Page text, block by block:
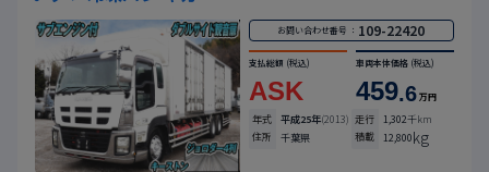
お問い合わせ番号 ： 109-22420
支払総額 (税込)
ASK
車両本体価格 (税込)
459.6万円
年式 平成25年(2013) 走行 1,302千km
積載
12,800kg
住所 千葉県